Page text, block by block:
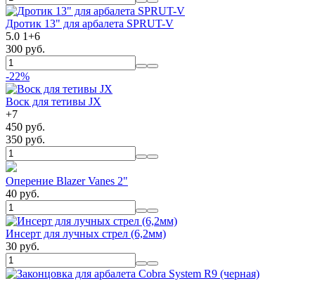
Дротик 13" для арбалета SPRUT-V
5.0 1+6
300 руб.
-22%
Воск для тетивы JX
+7
450 руб.
350 руб.
Оперение Blazer Vanes 2"
40 руб.
Инсерт для лучных стрел (6,2мм)
30 руб.